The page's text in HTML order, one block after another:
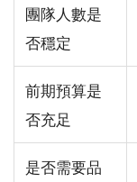
團隊人數是
否穩定
前期預算是
否充足
是否需要品